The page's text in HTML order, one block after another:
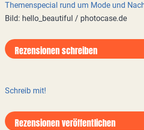
Themenspecial rund um Mode und
Bild: hello_beautiful / photocase.de
Rezensionen schreiben
Schreib mit!
Rezensionen veröffentlichen